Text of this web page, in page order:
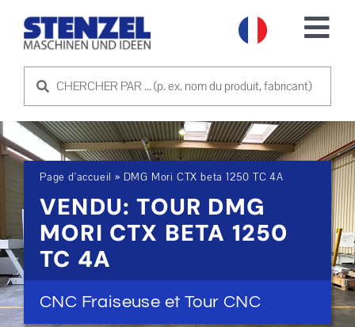
MACHINES D'OCCASION
VENDRE UNE MACHINE
SERVICE
SOCIÉTÉ
PRENDRE CONTACT
Page d'accueil » DMG Mori CTX beta 1250 TC 4A
VENDU: TOUR DMG
MORI CTX BETA 1250
TC 4A
CNC Fraiseuse et Tour CNC